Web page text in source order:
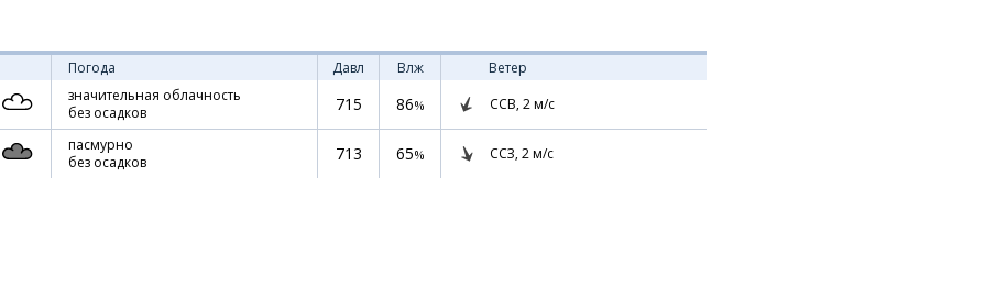
Погода Давл Влж
Ветер
значительная облачность
без осадков
715 86% ССВ, 2м/с
пасмурно
без осадков
713 65% ССЗ, 2м/с